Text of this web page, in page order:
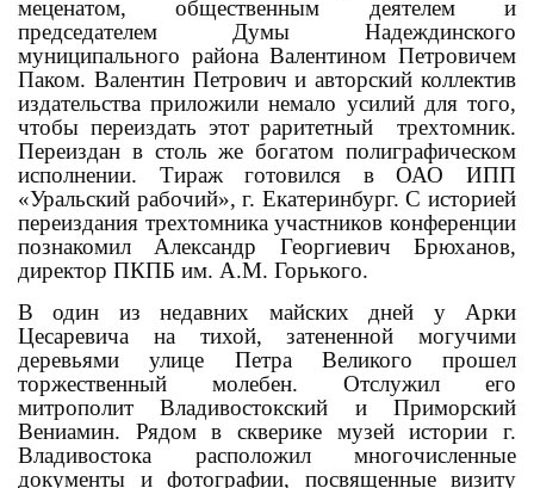
меценатом, общественным деятелем и
председателем Думы Надеждинского
муниципального района Валентином Петровичем
Паком. Валентин Петрович и авторский коллектив
издательства приложили немало усилий для того,
чтобы переиздать этот раритетный трехтомник.
Переиздан в столь же богатом полиграфическом
исполнении. Тираж готовился в ОАО ИПП
«Уральский рабочий», г. Екатеринбург. С историей
переиздания трехтомника участников конференции
познакомил Александр Георгиевич Брюханов,
директор ПКПБ им. А.М. Горького.
В один из недавних майских дней у Арки
Цесаревича на тихой, затененной могучими
деревьями улице Петра Великого прошел
торжественный молебен. Отслужил его
митрополит Владивостокский и Приморский
Вениамин. Рядом в скверике музей истории г.
Владивостока расположил многочисленные
документы и фотографии, посвященные визиту